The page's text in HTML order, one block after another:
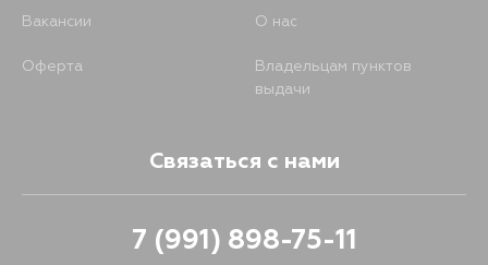
Вакансии О нас
Оферта
Владельцам пунктов
выдачи
Связаться с нами
7 (991) 898-75-11